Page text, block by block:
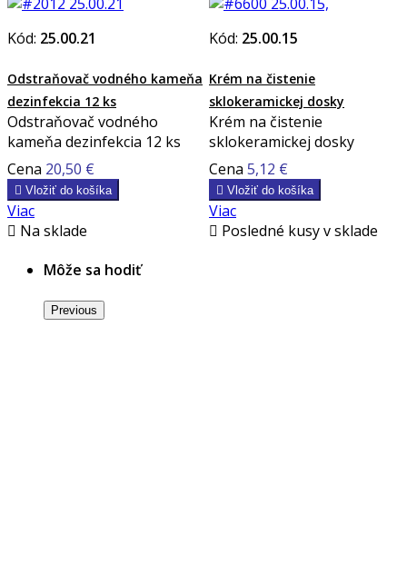
Kód: 25.00.21
Odstraňovač vodného kameňa
dezinfekcia 12 ks
Odstraňovač vodného
kameňa dezinfekcia 12 ks
Cena 20,50 €
 Vložiť do košíka
Viac
 Na sklade
Kód: 25.00.15
Krém na čistenie
sklokeramickej dosky
Krém na čistenie
sklokeramickej dosky
Cena 5,12 €
 Vložiť do košíka
Viac
 Posledné kusy v sklade
Môže sa hodiť
Previous